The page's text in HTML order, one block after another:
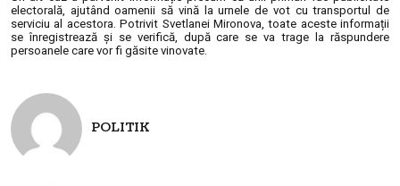
electorală, ajutând oamenii să vină la urnele de vot cu transportul de
serviciu al acestora.Potrivit Svetlanei Mironova, toate aceste informații
se înregistrează și se verifică, după care se va trage la răspundere
persoanele care vor fi găsite vinovate.
POLITIK